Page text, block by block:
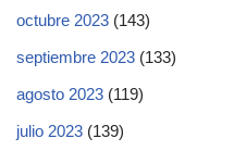
octubre 2023 (143)
septiembre 2023 (133)
agosto 2023 (119)
julio 2023 (139)